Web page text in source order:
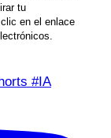
tu
en el enlace
#IA